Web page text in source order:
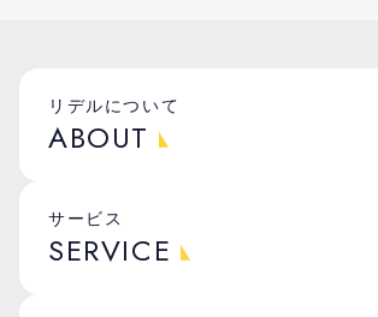
リデルについて
ABOUT
サービス
SERVICE